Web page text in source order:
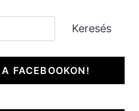
Keresés
FACEBOOKON!